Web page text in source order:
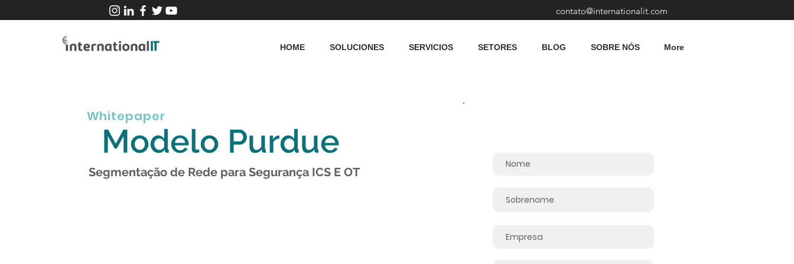
contato@internationalit.com
HOME SOLUCIONES SERVICIOS SETORES BLOG SOBRE NÓS More
Whitepaper
Modelo Purdue
Segmentação de Rede para Segurança ICS E OT